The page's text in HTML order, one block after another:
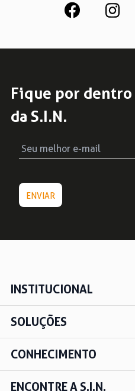
Fique por dentro
da S.I.N.
INSTITUCIONAL
SOLUÇÕES
CONHECIMENTO
ENCONTRE A S.I.N.